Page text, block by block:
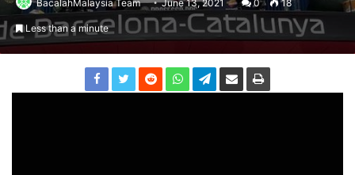
BacalahMalaysia Team June 13, 2021 0 18
Less than a minute